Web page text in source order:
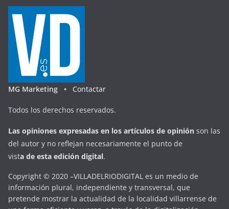
MG Marketing • Contactar
Todos los derechos reservados.
Las opiniones expresadas en los artículos de opinión son las
del autor y no reflejan necesariamente el punto de
vista de esta edición digital.
Copyright © 2020 –VILLADELRIODIGITAL es un medio de
información plural, independiente y transversal, que
pretende mostrar la actualidad de la localidad villarrense de